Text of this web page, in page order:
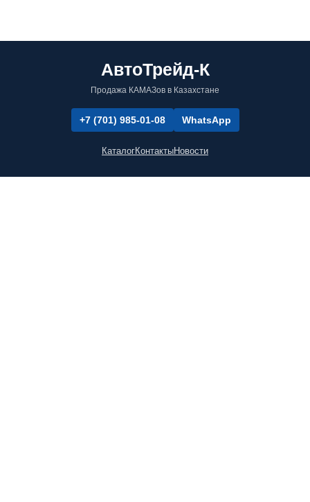
АвтоТрейд-К
Продажа КАМАЗов в Казахстане
+7 (701) 985-01-08 WhatsApp
КаталогКонтактыНовости